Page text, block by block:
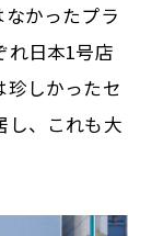
かったプラ
れ日本1号店
珍しかったセ
し、これも大